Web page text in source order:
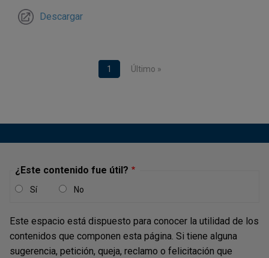
Descargar
Página actual
1 Última página
Último »
¿Este contenido fue útil?
Sí No
Este espacio está dispuesto para conocer la utilidad de los
contenidos que componen esta página. Si tiene alguna
sugerencia, petición, queja, reclamo o felicitación que